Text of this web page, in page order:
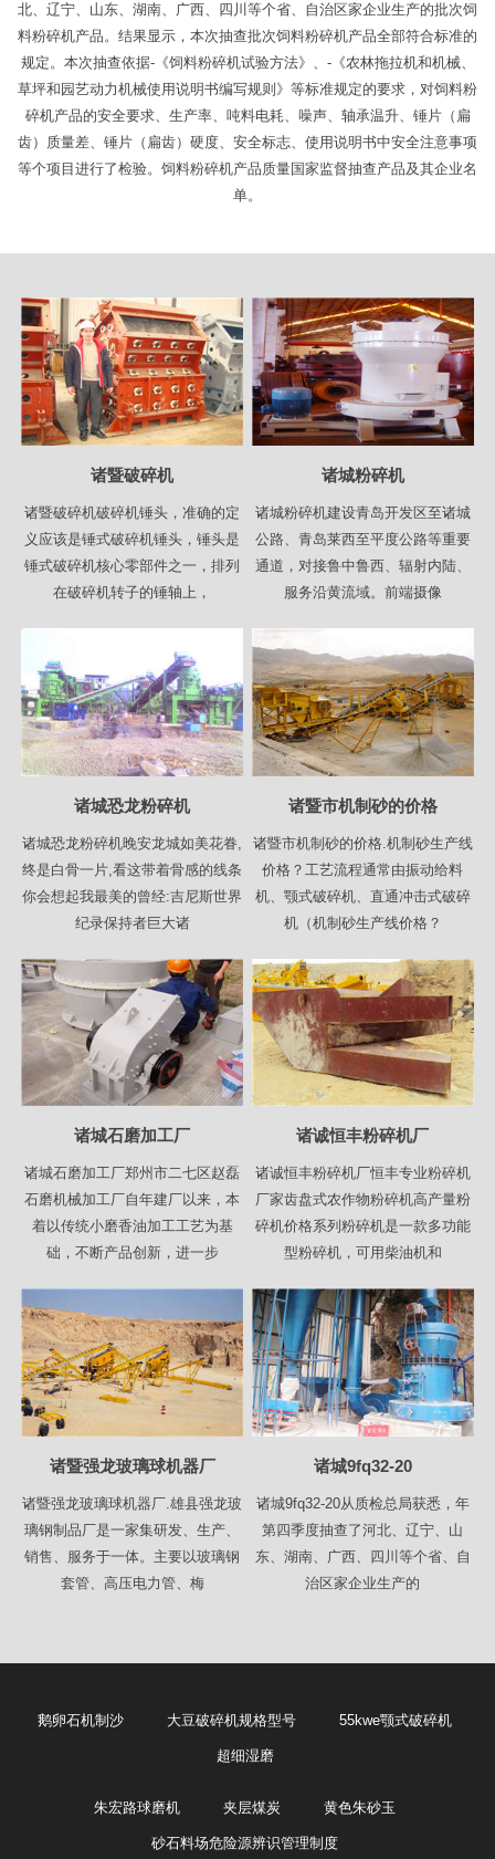
北、辽宁、山东、湖南、广西、四川等个省、自治区家企业生产的批次饲
料粉碎机产品。结果显示，本次抽查批次饲料粉碎机产品全部符合标准的
规定。本次抽查依据-《饲料粉碎机试验方法》、-《农林拖拉机和机械、
草坪和园艺动力机械使用说明书编写规则》等标准规定的要求，对饲料粉
碎机产品的安全要求、生产率、吨料电耗、噪声、轴承温升、锤片（扁
齿）质量差、锤片（扁齿）硬度、安全标志、使用说明书中安全注意事项
等个项目进行了检验。饲料粉碎机产品质量国家监督抽查产品及其企业名
单。
诸暨破碎机
诸暨破碎机破碎机锤头，准确的定
义应该是锤式破碎机锤头，锤头是
锤式破碎机核心零部件之一，排列
在破碎机转子的锤轴上，
诸城粉碎机
诸城粉碎机建设青岛开发区至诸城
公路、青岛莱西至平度公路等重要
通道，对接鲁中鲁西、辐射内陆、
服务沿黄流域。前端摄像
诸城恐龙粉碎机
诸城恐龙粉碎机晚安龙城如美花眷,
终是白骨一片,看这带着骨感的线条
你会想起我最美的曾经:吉尼斯世界
纪录保持者巨大诸
诸暨市机制砂的价格
诸暨市机制砂的价格.机制砂生产线
价格？工艺流程通常由振动给料
机、颚式破碎机、直通冲击式破碎
机（机制砂生产线价格？
诸城石磨加工厂
诸城石磨加工厂郑州市二七区赵磊
石磨机械加工厂自年建厂以来，本
着以传统小磨香油加工工艺为基
础，不断产品创新，进一步
诸诚恒丰粉碎机厂
诸诚恒丰粉碎机厂恒丰专业粉碎机
厂家齿盘式农作物粉碎机高产量粉
碎机价格系列粉碎机是一款多功能
型粉碎机，可用柴油机和
诸暨强龙玻璃球机器厂
诸暨强龙玻璃球机器厂.雄县强龙玻
璃钢制品厂是一家集研发、生产、
销售、服务于一体。主要以玻璃钢
套管、高压电力管、梅
诸城9fq32-20
诸城9fq32-20从质检总局获悉，年
第四季度抽查了河北、辽宁、山
东、湖南、广西、四川等个省、自
治区家企业生产的
鹅卵石机制沙 大豆破碎机规格型号 55kwe颚式破碎机
超细湿磨
朱宏路球磨机 夹层煤炭 黄色朱砂玉
砂石料场危险源辨识管理制度